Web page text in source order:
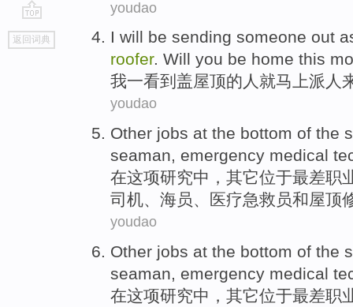
go
top
返回词典
youdao
I will be sending someone out
roofer. Will you be home this
我一看到盖屋顶的 人 就马上派人
youdao
Other jobs at the bottom of the
seaman, emergency medical
在这项研究中 ， 其它位于最差职
司机、 海员、 医疗急救 员和屋顶
youdao
Other jobs at the bottom of the
seaman, emergency medical
在这项研究中 ， 其它位于最差职